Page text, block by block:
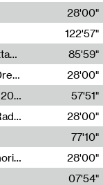
28'00"
122'57"
Formule Magique #3 : Selim-a Attalah Chettaoui
85'59"
Radia Show #1103 : “Learning AI How To Dream” by Sebastian Dingens (Radio Campus Bruxelles)
28'00"
LA PYRAMIDE DE BOIS 12 / PRINTEMPS 2026
57'51"
Radia Show #1102 : The Economic Trip / Radio Grenouille
28'00"
77'10"
Radia Show Show #1101 : Embedded Memories by Jimmy Peggie / radioart106
28'00"
07'54"